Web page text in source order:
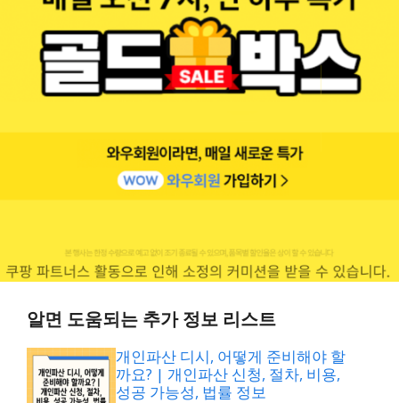
알면 도움되는 추가 정보 리스트
개인파산 디시, 어떻게 준비해야 할
까요? | 개인파산 신청, 절차, 비용,
성공 가능성, 법률 정보